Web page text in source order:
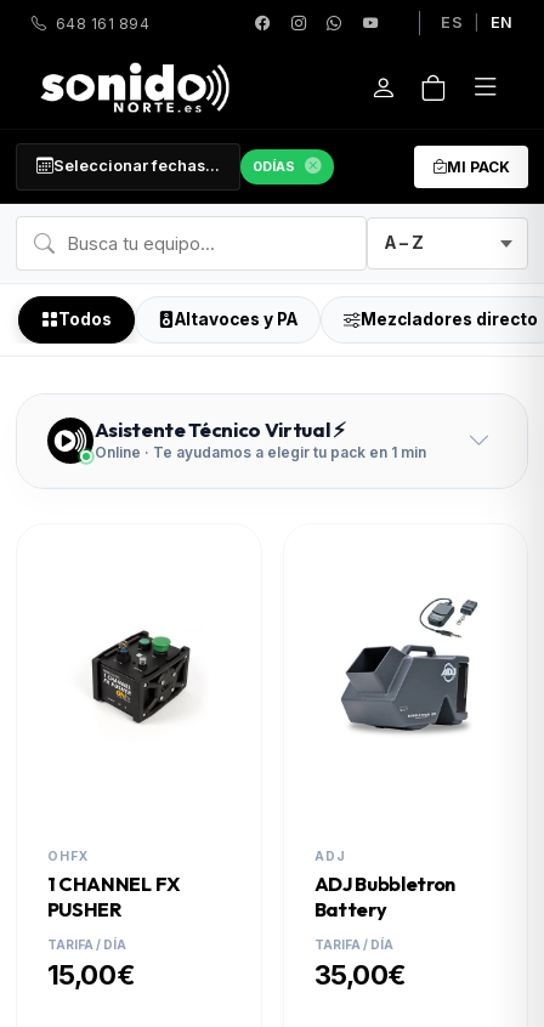
648 161 894 ES EN
Seleccionar fechas... 0DÍAS MI PACK
Todos Altavoces y PA Mezcladores directo
Asistente Técnico Virtual ⚡
Online · Te ayudamos a elegir tu pack en 1 min
OHFX
1 CHANNEL FX
PUSHER
TARIFA / DÍA
15,00€
ADJ
ADJ Bubbletron
Battery
TARIFA / DÍA
35,00€